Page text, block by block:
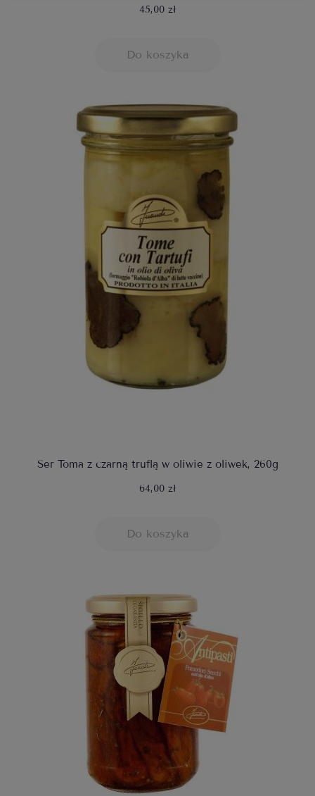
45,00 zł
Do koszyka
Ser Toma z czarną truflą w oliwie z oliwek, 260g
64,00 zł
Do koszyka